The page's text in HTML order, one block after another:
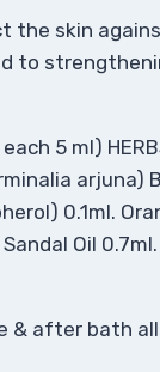
the skin
to
5 ml)
arjuna)
0.1ml.
Oil
& after bath